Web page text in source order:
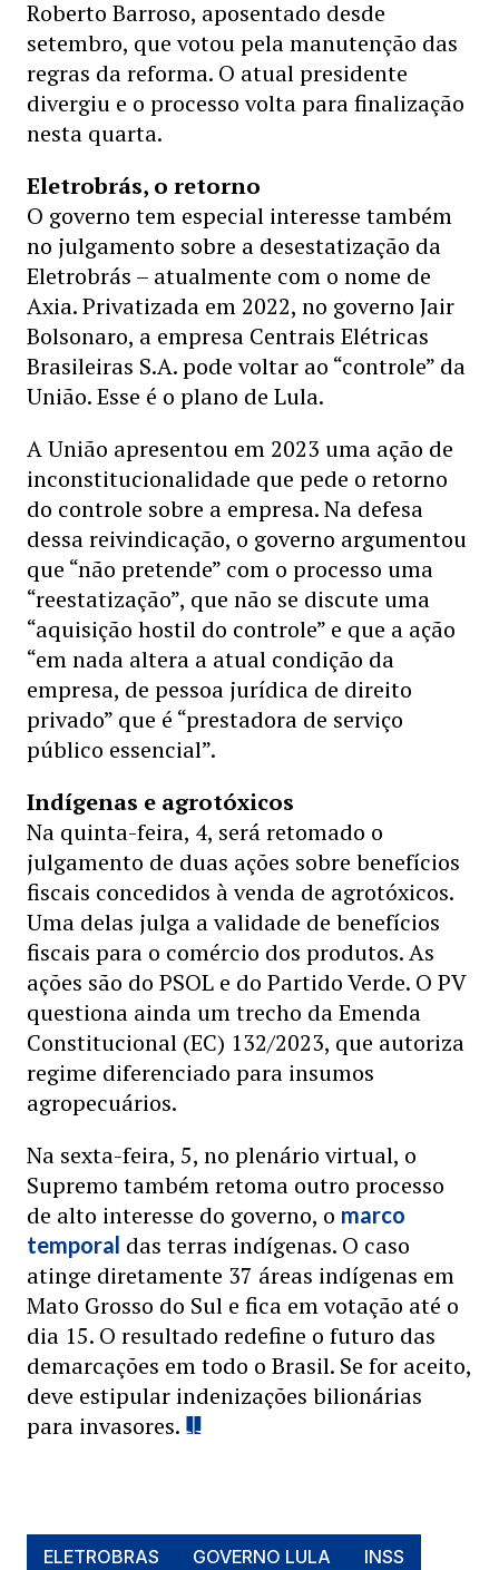
Roberto Barroso, aposentado desde
setembro, que votou pela manutenção das
regras da reforma. O atual presidente
divergiu e o processo volta para finalização
nesta quarta.
Eletrobrás, o retorno
O governo tem especial interesse também
no julgamento sobre a desestatização da
Eletrobrás – atualmente com o nome de
Axia. Privatizada em 2022, no governo Jair
Bolsonaro, a empresa Centrais Elétricas
Brasileiras S.A. pode voltar ao “controle” da
União. Esse é o plano de Lula.
A União apresentou em 2023 uma ação de
inconstitucionalidade que pede o retorno
do controle sobre a empresa. Na defesa
dessa reivindicação, o governo argumentou
que “não pretende” com o processo uma
“reestatização”, que não se discute uma
“aquisição hostil do controle” e que a ação
“em nada altera a atual condição da
empresa, de pessoa jurídica de direito
privado” que é “prestadora de serviço
público essencial”.
Indígenas e agrotóxicos
Na quinta-feira, 4, será retomado o
julgamento de duas ações sobre benefícios
fiscais concedidos à venda de agrotóxicos.
Uma delas julga a validade de benefícios
fiscais para o comércio dos produtos. As
ações são do PSOL e do Partido Verde. O PV
questiona ainda um trecho da Emenda
Constitucional (EC) 132/2023, que autoriza
regime diferenciado para insumos
agropecuários.
Na sexta-feira, 5, no plenário virtual, o
Supremo também retoma outro processo
de alto interesse do governo, o marco
temporal das terras indígenas. O caso
atinge diretamente 37 áreas indígenas em
Mato Grosso do Sul e fica em votação até o
dia 15. O resultado redefine o futuro das
demarcações em todo o Brasil. Se for aceito,
deve estipular indenizações bilionárias
para invasores.
ELETROBRAS GOVERNO LULA
INSS